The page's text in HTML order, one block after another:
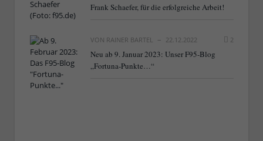
Frank Schaefer, für die erfolgreiche Arbeit!
VON RAINER BARTEL 22.12.2022 2
Neu ab 9. Januar 2023: Unser F95-Blog
„Fortuna-Punkte…“